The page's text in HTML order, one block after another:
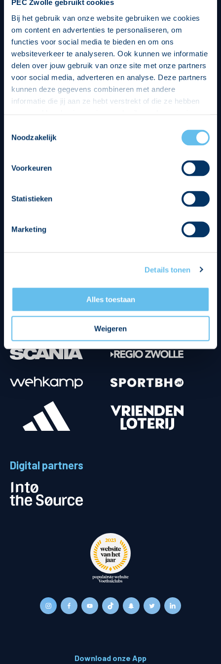
PEC Zwolle gebruikt cookies
Bij het gebruik van onze website gebruiken we cookies
om content en advertenties te personaliseren, om
functies voor social media te bieden en om ons
websiteverkeer te analyseren. Ook kunnen we informatie
delen over jouw gebruik van onze site met onze partners
voor social media, adverteren en analyse. Deze partners
kunnen deze gegevens combineren met andere
informatie die jij aan ze hebt verstrekt of die ze hebben
op een veilige en integere wijze. Je kunt je toestemming
beheren op de privacy- en cookieverklaring pagina.
Noodzakelijk
Voorkeuren
Statistieken
Marketing
Details tonen
Alles toestaan
Weigeren
Digital partners
Download onze App